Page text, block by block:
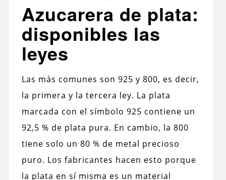
Azucarera de plata:
disponibles las
leyes
Las más comunes son 925 y 800, es decir,
la primera y la tercera ley. La plata
marcada con el símbolo 925 contiene un
92,5 % de plata pura. En cambio, la 800
tiene solo un 80 % de metal precioso
puro. Los fabricantes hacen esto porque
la plata en sí misma es un material